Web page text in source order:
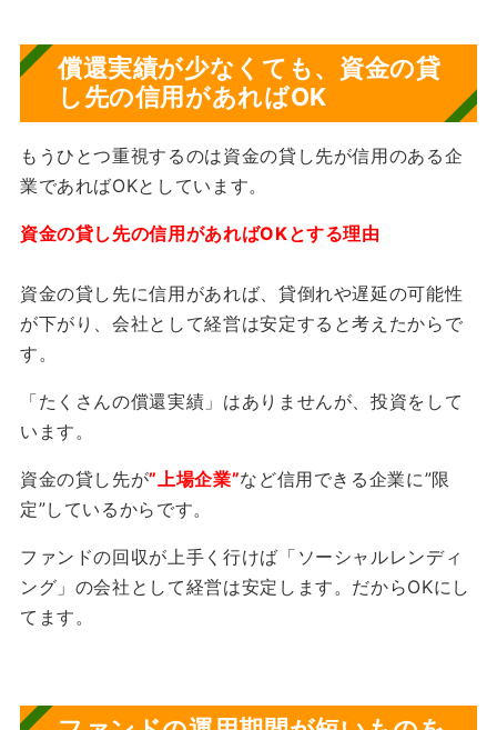
償還実績が少なくても、資金の貸
し先の信用があればOK
もうひとつ重視するのは資金の貸し先が信用のある企
業であればOKとしています。
資金の貸し先の信用があればOKとする理由
資金の貸し先に信用があれば、貸倒れや遅延の可能性
が下がり、会社として経営は安定すると考えたからで
す。
「たくさんの償還実績」はありませんが、投資をして
います。
資金の貸し先が”上場企業”など信用できる企業に”限
定”しているからです。
ファンドの回収が上手く行けば「ソーシャルレンディ
ング」の会社として経営は安定します。だからOKにし
てます。